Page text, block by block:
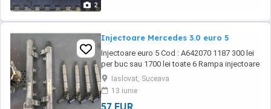
2
Injectoare Mercedes 3.0 euro 5
Injectoare euro 5 Cod : A642070 1187 300 lei
per buc sau 1700 lei toate 6 Rampa injectoare
stanga Cod : A6420703395/001 400 lei Rampa
injectoare dreapta Cod : A6420703095/001
400 lei Pompa de inalta presiune Cod :
Iaslovat, Suceava
13 iunie
57 EUR